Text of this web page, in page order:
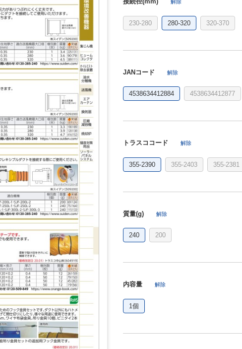
解除
230-280 280-320 320-370
JANコード 解除
4538634412884 4538634412877
トラスココード 解除
355-2390 355-2403 355-2381
質量(g) 解除
240 200
内容量 解除
1個